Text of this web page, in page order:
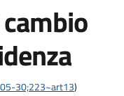
30;223~art13)